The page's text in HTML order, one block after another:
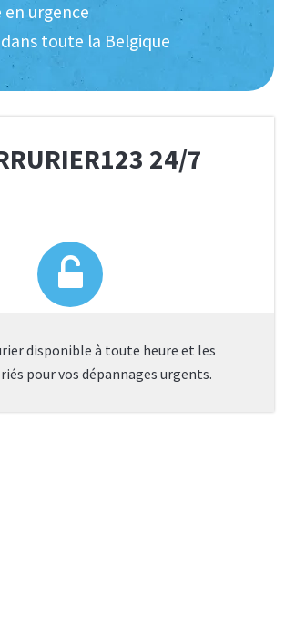
en urgence
toute la Belgique
24/7
disponible à toute heure et les
pour vos dépannages urgents.